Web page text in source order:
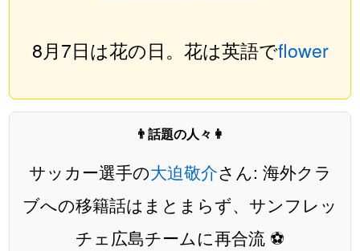
8月7日は花の日。花は英語でflower
👨話題の人々👩
サッカー選手の大迫敬介さん: 海外クラ
ブへの移籍話はまとまらず、サンフレッ
チェ広島チームに再合流 ⚽️